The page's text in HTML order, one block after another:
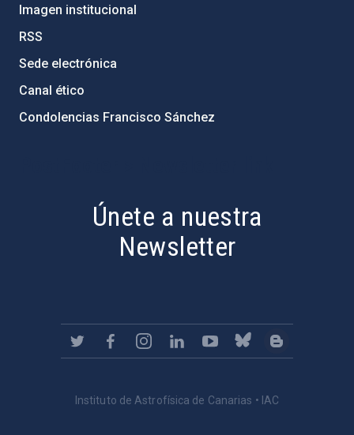
Imagen institucional
RSS
Sede electrónica
Canal ético
Condolencias Francisco Sánchez
Únete a nuestra
Newsletter
Instituto de Astrofísica de Canarias • IAC